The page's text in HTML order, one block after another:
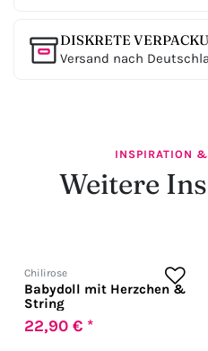
DISKRETE
Versand nach
INSPIRATION
Weitere
Chilirose
Babydoll mit Herzchen &
String
22,90 € *